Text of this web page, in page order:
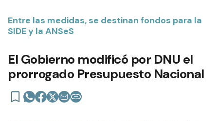
Entre las medidas, se destinan fondos para la
SIDE y la ANSeS
El Gobierno modificó por DNU el
prorrogado Presupuesto Nacional